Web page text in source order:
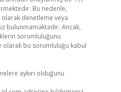
Bu nedenle,
denetleme veya
bulunmamaktadır. Ancak,
sorumluluğunu
olarak bu sorumluluğu kabul
aykırı olduğunu